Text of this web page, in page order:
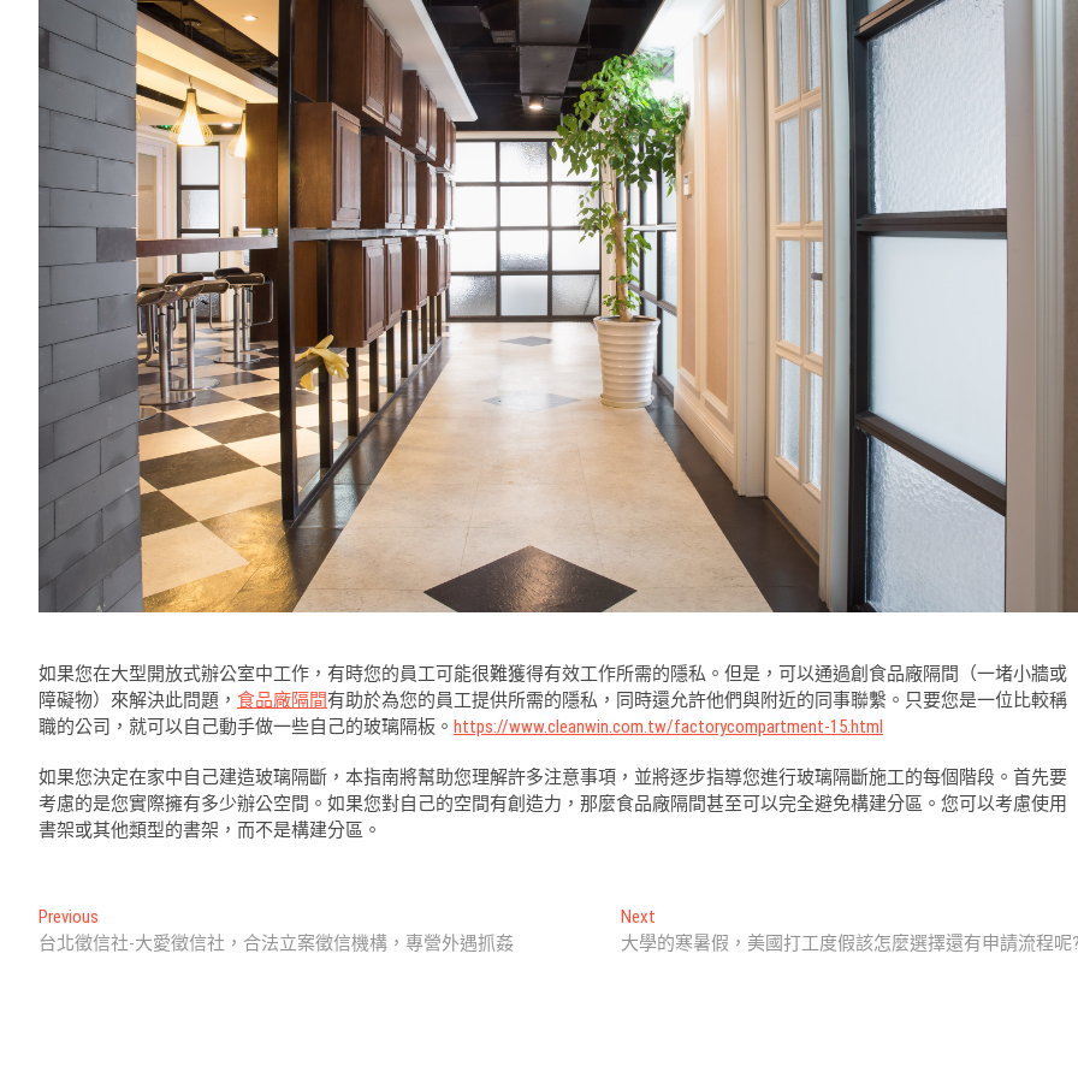
如果您在大型開放式辦公室中工作，有時您的員工可能很難獲得有效工作所需的隱私。但是，可以通過創食品廠隔間（一堵小牆或
障礙物）來解決此問題， 食品廠隔間有助於為您的員工提供所需的隱私，同時還允許他們與附近的同事聯繫。只要您是一位比較稱
職的公司，就可以自己動手做一些自己的玻璃隔板。 https://www.cleanwin.com.tw/factorycompartment-15.html
如果您決定在家中自己建造玻璃隔斷，本指南將幫助您理解許多注意事項，並將逐步指導您進行玻璃隔斷施工的每個階段。首先要
考慮的是您實際擁有多少辦公空間。如果您對自己的空間有創造力，那麼食品廠隔間甚至可以完全避免構建分區。您可以考慮使用
書架或其他類型的書架，而不是構建分區。
文
章
Previous
post:
台北徵信社-大愛徵信社，合法立案徵信機構，專營外遇抓姦
Next
post:
大學的寒暑假，美國打工度假該怎麼選擇還有申請流程呢